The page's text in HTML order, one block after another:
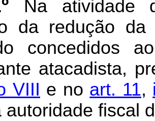
Na atividade
da redução
concedidos
atacadista,
VIII e no art. 11,
autoridade fiscal